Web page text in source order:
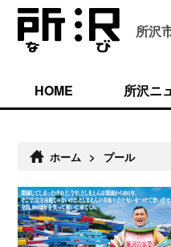
所沢
HOME 所沢ニ
ホーム > プール